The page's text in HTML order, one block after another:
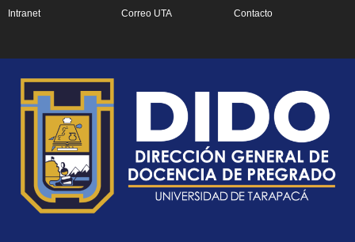
Intranet Correo UTA Contacto